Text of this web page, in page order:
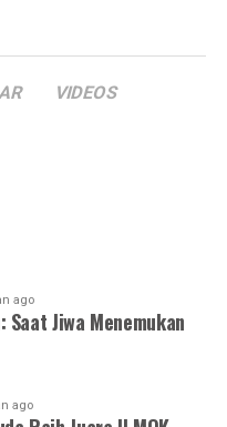
VIDEOS
ago
Saat Jiwa Menemukan
ago